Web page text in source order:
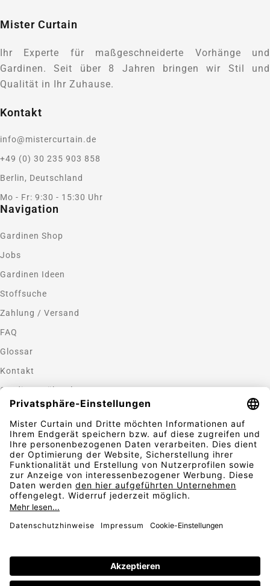
Mister Curtain
Ihr Experte für maßgeschneiderte Vorhänge und
Gardinen. Seit über 8 Jahren bringen wir Stil und
Qualität in Ihr Zuhause.
Kontakt
info@mistercurtain.de
+49 (0) 30 235 903 858
Berlin, Deutschland
Mo - Fr: 9:30 - 15:30 Uhr
Navigation
Gardinen Shop
Jobs
Gardinen Ideen
Stoffsuche
Zahlung / Versand
FAQ
Glossar
Kontakt
Gardinen nähen lassen
Zahlungsmethoden
Sicherheit